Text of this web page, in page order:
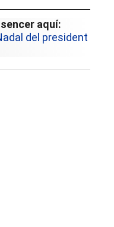
aquí:
del president